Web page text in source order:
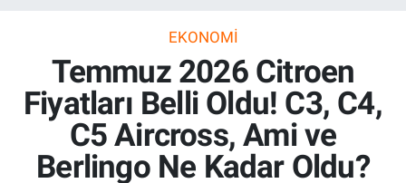
EKONOMI
Temmuz 2026 Citroen
Fiyatları Belli Oldu! C3, C4,
C5 Aircross, Ami ve
Berlingo Ne Kadar Oldu?
Ekonomi
Güncel
İnanç
Son Dakika Haberleri
Haber Arşivi